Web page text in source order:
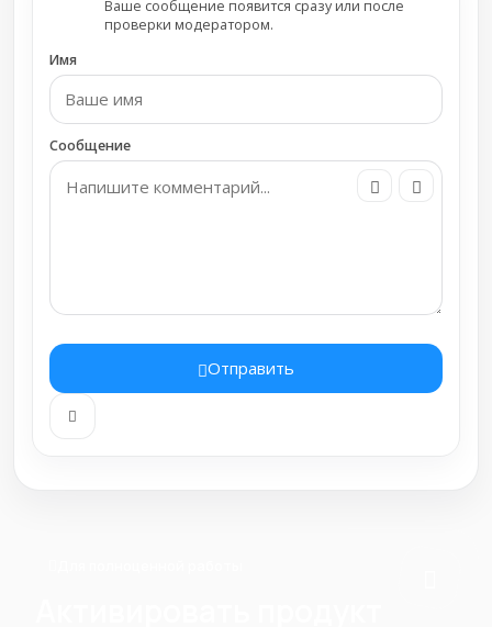
Ваше сообщение появится сразу или после
проверки модератором.
Имя
Сообщение
Отправить